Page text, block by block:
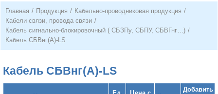
Главная / Продукция / Кабельно-проводниковая продукция /
Кабели связи, провода связи /
Кабель сигнально-блокировочный ( СБЗПу, СБПУ, СБВГнг…) /
Кабель СБВнг(А)-LS
Кабель СБВнг(А)-LS
Добавить